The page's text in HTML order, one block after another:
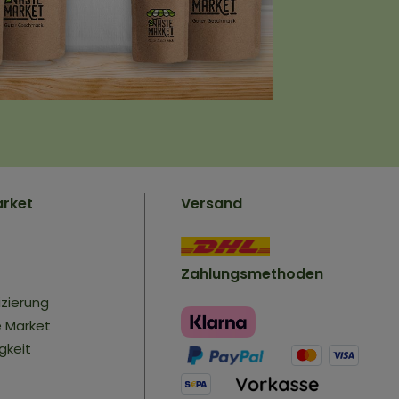
Market
Versand
Zahlungsmethoden